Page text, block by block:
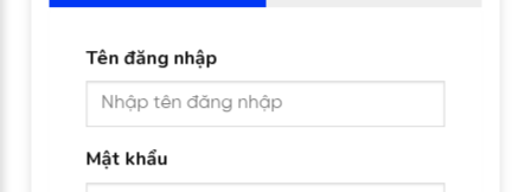
Tên đăng nhập
Mật khẩu